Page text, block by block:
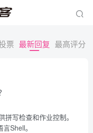
票 最新回复 最高评分
写检查和作业控制。
Shell。